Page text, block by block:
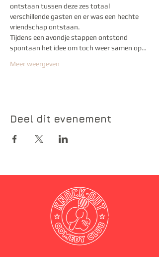
ontstaan tussen deze zes totaal
verschillende gasten en er was een hechte
Tijdens een avondje stappen ontstond
spontaan het idee om toch weer samen op…
Meer weergeven
Deel dit evenement